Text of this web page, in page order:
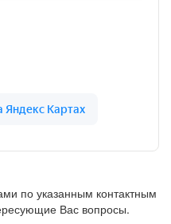
по указанным контактным
Вас вопросы.